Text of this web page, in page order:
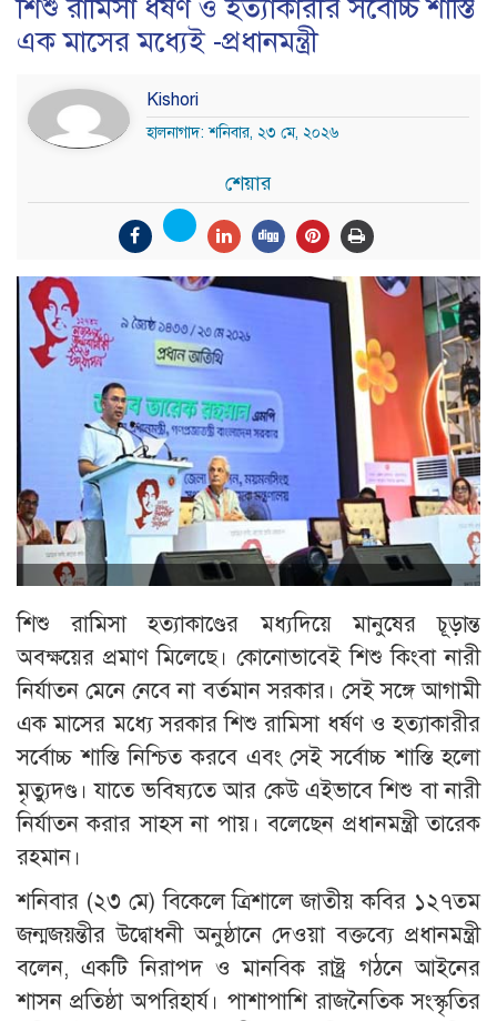
শিশু রামিসা ধর্ষণ ও হত্যাকারীর সর্বোচ্চ শাস্তি
এক মাসের মধ্যেই -প্রধানমন্ত্রী
Kishori
হালনাগাদ: শনিবার, ২৩ মে, ২০২৬
শেয়ার
শিশু রামিসা হত্যাকাণ্ডের মধ্যদিয়ে মানুষের চূড়ান্ত
অবক্ষয়ের প্রমাণ মিলেছে। কোনোভাবেই শিশু কিংবা নারী
নির্যাতন মেনে নেবে না বর্তমান সরকার। সেই সঙ্গে আগামী
এক মাসের মধ্যে সরকার শিশু রামিসা ধর্ষণ ও হত্যাকারীর
সর্বোচ্চ শাস্তি নিশ্চিত করবে এবং সেই সর্বোচ্চ শাস্তি হলো
মৃত্যুদণ্ড। যাতে ভবিষ্যতে আর কেউ এইভাবে শিশু বা নারী
নির্যাতন করার সাহস না পায়। বলেছেন প্রধানমন্ত্রী তারেক
রহমান।
শনিবার (২৩ মে) বিকেলে ত্রিশালে জাতীয় কবির ১২৭তম
জন্মজয়ন্তীর উদ্বোধনী অনুষ্ঠানে দেওয়া বক্তব্যে প্রধানমন্ত্রী
বলেন, একটি নিরাপদ ও মানবিক রাষ্ট্র গঠনে আইনের
শাসন প্রতিষ্ঠা অপরিহার্য। পাশাপাশি রাজনৈতিক সংস্কৃতির